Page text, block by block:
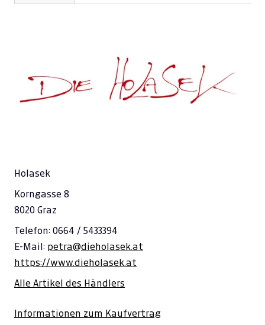
Holasek
Korngasse 8
8020 Graz
Telefon: 0664 / 5433394
E-Mail: petra@dieholasek.at
https://www.dieholasek.at
Alle Artikel des Händlers
Informationen zum Kaufvertrag